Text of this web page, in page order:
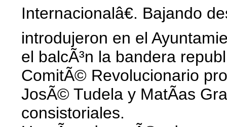
Internacionalâ€. Bajando
introdujeron en el
el balcÃ³n la bandera
ComitÃ© Revolucionario
JosÃ© Tudela y MatÃ­as
consistoriales.